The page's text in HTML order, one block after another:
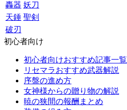
轟器 妖刀
天錘 聖剣
破刃
初心者向け
初心者向けおすすめ記事一覧
リセマラおすすめ武器解説
序盤の進め方
女神様からの贈り物の解説
暁の狭間の報酬まとめ